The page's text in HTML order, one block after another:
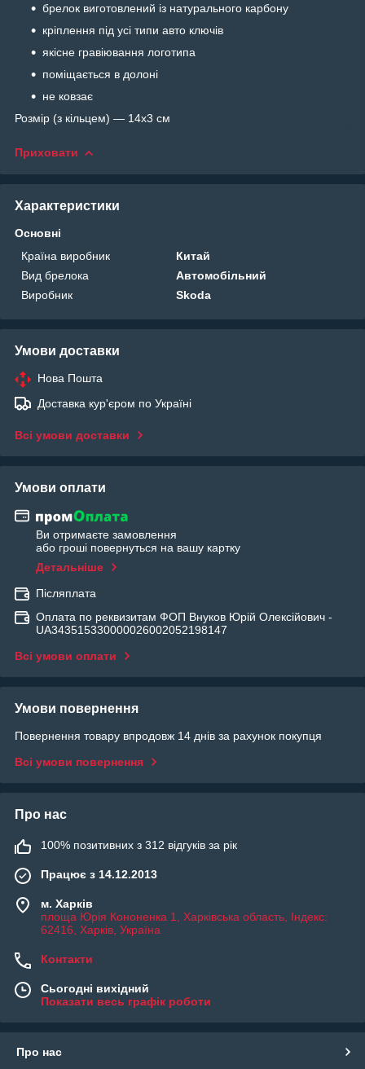
брелок виготовлений із натурального карбону
кріплення під усі типи авто ключів
якісне гравіювання логотипа
поміщається в долоні
не ковзає
Розмір (з кільцем) — 14х3 см
Приховати
Характеристики
Основні
Країна виробник
Китай
Вид брелока
Автомобільний
Виробник
Skoda
Умови доставки
Нова Пошта
Доставка кур'єром по Україні
Всі умови доставки
Умови оплати
Ви отримаєте замовлення
або гроші повернуться на вашу картку
Детальніше
Післяплата
Оплата по реквизитам ФОП Внуков Юрій Олексійович -
UA343515330000026002052198147
Всі умови оплати
Умови повернення
Повернення товару впродовж 14 днів за рахунок покупця
Всі умови повернення
Про нас
100% позитивних з 312 відгуків за рік
Працює з 14.12.2013
м. Харків
площа Юрія Кононенка 1, Харківська область, Індекс:
62416, Харків, Україна
Контакти
Сьогодні вихідний
Показати весь графік роботи
Про нас